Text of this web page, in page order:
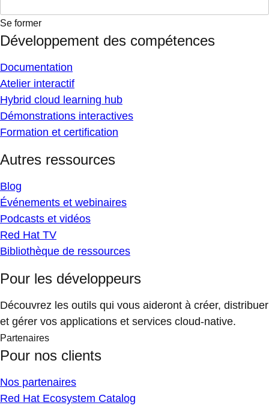
Se former
Développement des compétences
Documentation
Atelier interactif
Hybrid cloud learning hub
Démonstrations interactives
Formation et certification
Autres ressources
Blog
Événements et webinaires
Podcasts et vidéos
Red Hat TV
Bibliothèque de ressources
Pour les développeurs
Découvrez les outils qui vous aideront à créer, distribuer
et gérer vos applications et services cloud-native.
Partenaires
Pour nos clients
Nos partenaires
Red Hat Ecosystem Catalog